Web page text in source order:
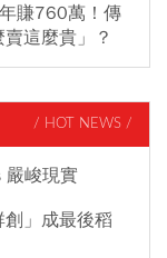
賺760萬！傳
這麼貴」？
/ HOT NEWS /
嚴峻現實
」成最後稻